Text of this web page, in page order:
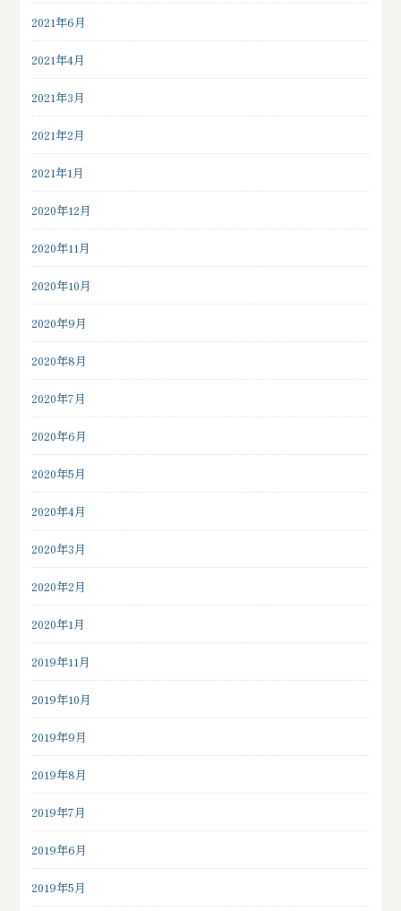
2021年6月
2021年4月
2021年3月
2021年2月
2021年1月
2020年12月
2020年11月
2020年10月
2020年9月
2020年8月
2020年7月
2020年6月
2020年5月
2020年4月
2020年3月
2020年2月
2020年1月
2019年11月
2019年10月
2019年9月
2019年8月
2019年7月
2019年6月
2019年5月